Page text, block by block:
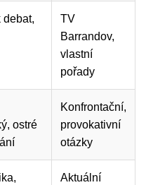
debat,
TV
Barrandov,
vlastní
pořady
ostré
Konfrontační,
provokativní
otázky
Aktuální